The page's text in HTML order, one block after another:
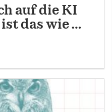
auf die KI
das wie …